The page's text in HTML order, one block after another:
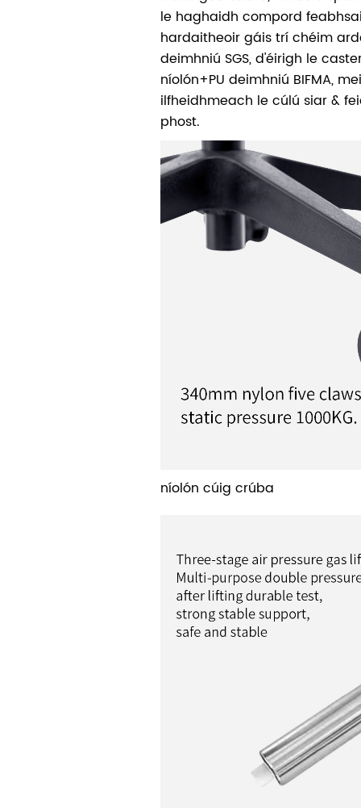
le haghaidh compord
hardaitheoir gáis trí chéim
deimhniú SGS, d'éirigh le
níolón+PU deimhniú BIFMA,
ilfheidhmeach le cúlú siar &
phost.
níolón cúig crúba